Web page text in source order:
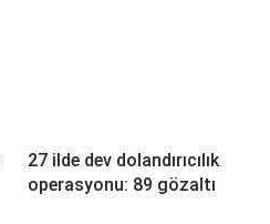
27 ilde dev dolandırıcılık
operasyonu: 89 gözaltı